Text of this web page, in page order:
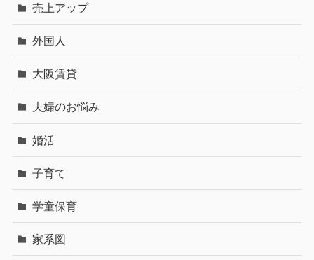
売上アップ
外国人
大阪賃貸
夫婦のお悩み
婚活
子育て
学童保育
家系図